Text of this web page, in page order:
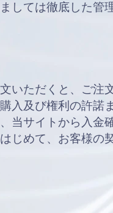
しては徹底した管
いただくと、ご注
入及び権利の許諾
当サイトから入金
じめて、お客様の